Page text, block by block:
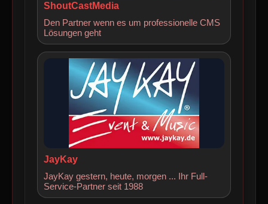
ShoutCastMedia
Den Partner wenn es um professionelle CMS
Lösungen geht
JayKay
JayKay gestern, heute, morgen ... Ihr Full-
Service-Partner seit 1988